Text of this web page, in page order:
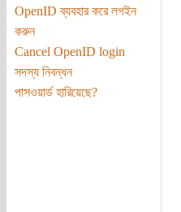
OpenID ব্যবহার করে লগইন
করুন
Cancel OpenID login
সদস্য নিবন্ধন
পাসওয়ার্ড হারিয়েছে?